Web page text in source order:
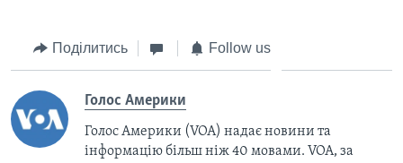
Поділитись Follow us
Голос Америки
Голос Америки (VOA) надає новини та
інформацію більш ніж 40 мовами. VOA, за